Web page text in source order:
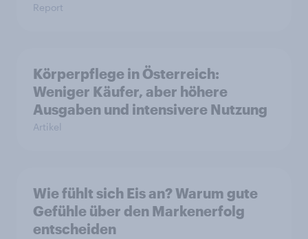
Report
Körperpflege in Österreich:
Weniger Käufer, aber höhere
Ausgaben und intensivere Nutzung
Artikel
Wie fühlt sich Eis an? Warum gute
Gefühle über den Markenerfolg
entscheiden